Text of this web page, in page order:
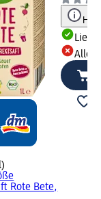
Rote Bete,
Alle